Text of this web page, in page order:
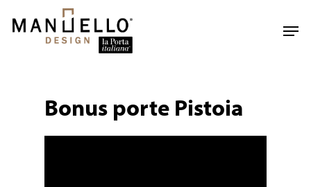
main
Bonus porte Pistoia